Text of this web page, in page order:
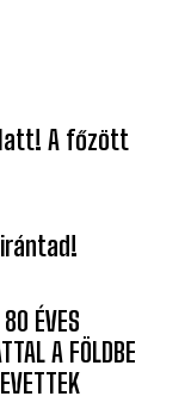
A főzött
ÉVES
A FÖLDBE